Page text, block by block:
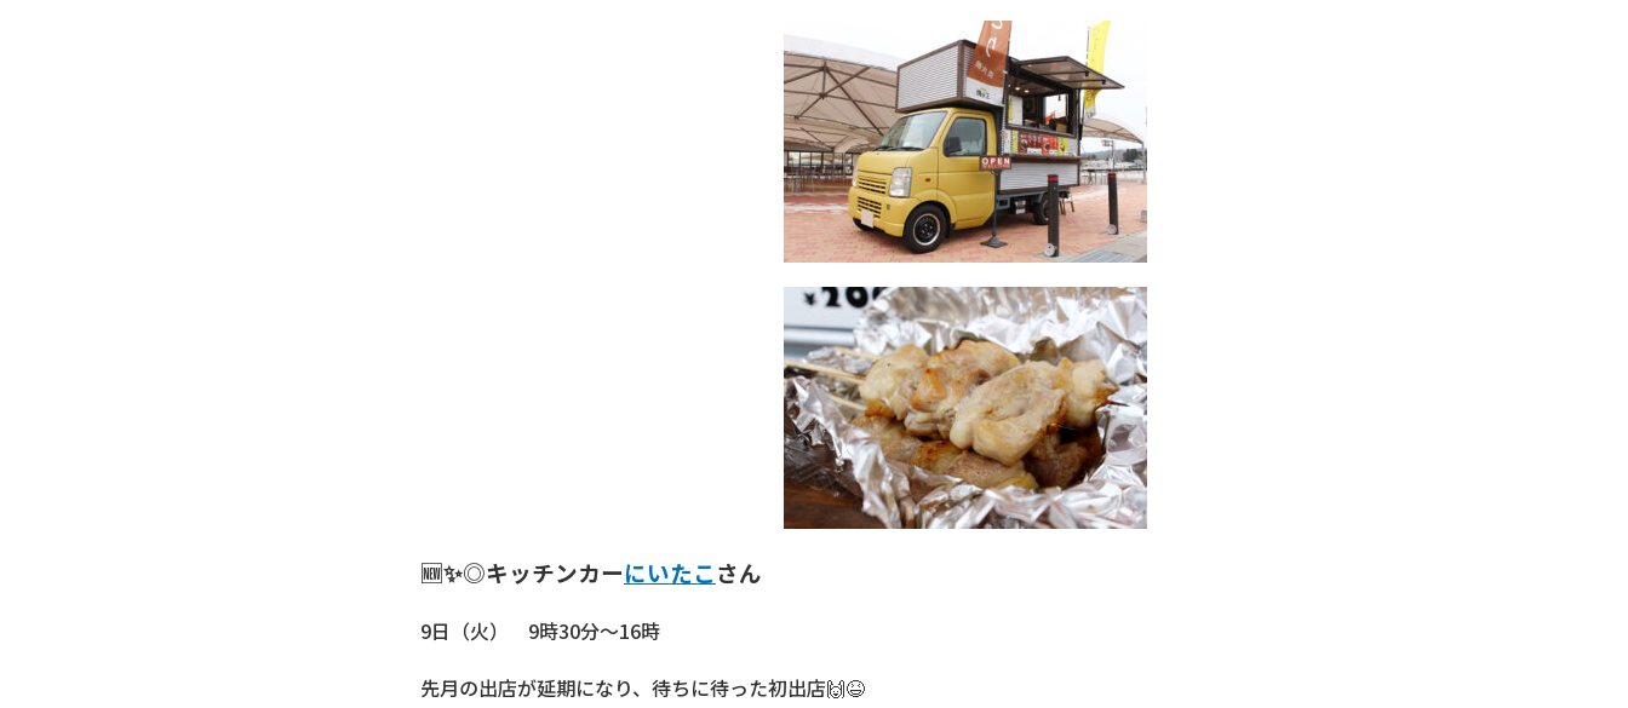
🆕✨◎キッチンカーにいたこさん
9日（火） 9時30分～16時
先月の出店が延期になり、待ちに待った初出店🙌😆